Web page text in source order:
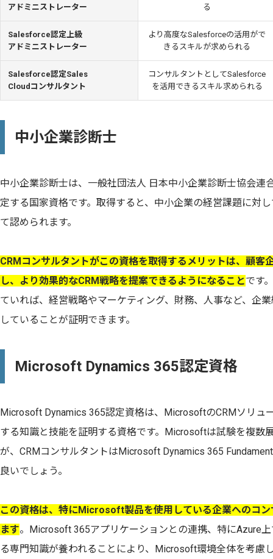
アドミニストレーター
る
Salesforce認定上級
アドミニストレーター
より高度なSalesforceの活用がで
きるスキルが求められる
Salesforce認定Sales
Cloudコンサルタント
コンサルタントとしてSalesforce
を活用できるスキル求められる
中小企業診断士
中小企業診断士は、一般社団法人 日本中小企業診断士協会連
定する国家資格です。取得すると、中小企業の経営課題に対
て認められます。
CRMコンサルタントがこの資格を取得するメリットは、顧客
し、より効果的なCRM戦略を提案できるようになることです
ていれば、経営戦略やマーケティング、財務、人事など、企
していることが証明できます。
Microsoft Dynamics 365認定資格
Microsoft Dynamics 365認定資格は、MicrosoftのCRMソリュ
する知識と技能を証明する資格です。Microsoftは試験を複数
が、CRMコンサルタントはMicrosoft Dynamics 365
良いでしょう。
この資格は、特にMicrosoft製品を使用している企業へのコ
ます。Microsoft 365アプリケーションとの連携、特にAzure
る専門知識が養われることにより、Microsoft環境全体を考慮